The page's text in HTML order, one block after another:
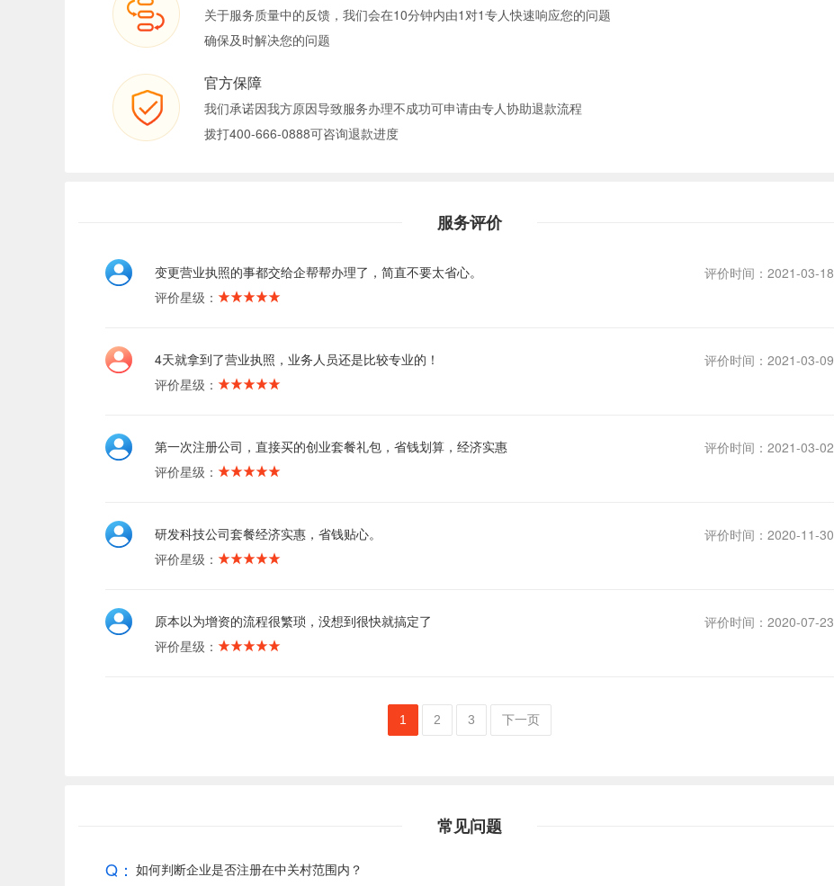
关于服务质量中的反馈，我们会在10分钟内由1对1专人快速响应您的问题
确保及时解决您的问题
官方保障
我们承诺因我方原因导致服务办理不成功可申请由专人协助退款流程
拨打400-666-0888可咨询退款进度
服务评价
评价时间：2021-03-18
变更营业执照的事都交给企帮帮办理了，简直不要太省心。
评价星级：
评价时间：2021-03-09
4天就拿到了营业执照，业务人员还是比较专业的！
评价星级：
评价时间：2021-03-02
第一次注册公司，直接买的创业套餐礼包，省钱划算，经济实惠
评价星级：
评价时间：2020-11-30
研发科技公司套餐经济实惠，省钱贴心。
评价星级：
评价时间：2020-07-23
原本以为增资的流程很繁琐，没想到很快就搞定了
评价星级：
1 2 3 下一页
常见问题
Q： 如何判断企业是否注册在中关村范围内？